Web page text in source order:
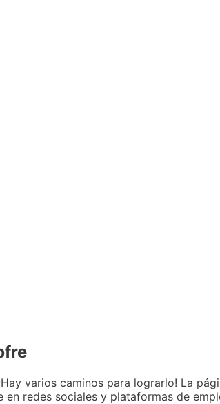
varios caminos para lograrlo! La
en redes sociales y plataformas de